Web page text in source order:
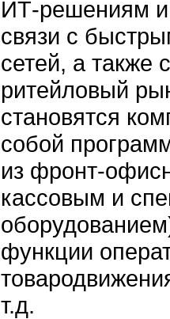
ИТ-решениям и
связи с
сетей, а также
ритейловый
становятся
собой
из фронт-
кассовым и
функции
т.д.